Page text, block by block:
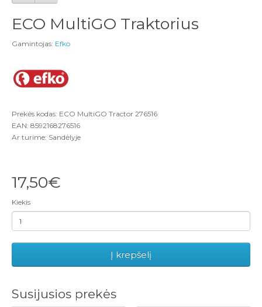
ECO MultiGO Traktorius
Gamintojas: Efko
Prekės kodas: ECO MultiGO Tractor 276516
EAN: 8592168276516
Ar turime: Sandėlyje
17,50€
Kiekis
Į krepšelį
Susijusios prekės